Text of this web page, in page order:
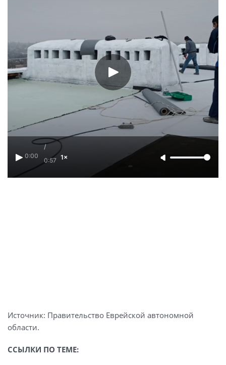
0:00
/
0:57 1×
Источник: Правительство Еврейской автономной
области.
ССЫЛКИ ПО ТЕМЕ: